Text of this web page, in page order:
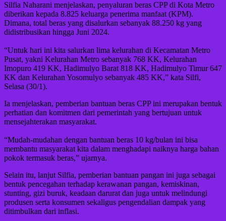
Silfia Naharani menjelaskan, penyaluran beras CPP di Kota Metro
diberikan kepada 8.825 keluarga penerima manfaat (KPM).
Dimana, total beras yang disalurkan sebanyak 88.250 kg yang
didistribusikan hingga Juni 2024.
“Untuk hari ini kita salurkan lima kelurahan di Kecamatan Metro
Pusat, yakni Kelurahan Metro sebanyak 768 KK, Kelurahan
Imopuro 419 KK, Hadimulyo Barat 818 KK, Hadimulyo Timur 647
KK dan Kelurahan Yosomulyo sebanyak 485 KK,” kata Silfi,
Selasa (30/1).
Ia menjelaskan, pemberian bantuan beras CPP ini merupakan bentuk
perhatian dan komitmen dari pemerintah yang bertujuan untuk
mensejahterakan masyarakat.
“Mudah-mudahan dengan bantuan beras 10 kg/bulan ini bisa
membantu masyarakat kita dalam menghadapi naiknya harga bahan
pokok termasuk beras,” ujarnya.
Selain itu, lanjut Silfia, pemberian bantuan pangan ini juga sebagai
bentuk pencegahan terhadap kerawanan pangan, kemiskinan,
stunting, gizi buruk, keadaan darurat dan juga untuk melindungi
produsen serta konsumen sekaligus pengendalian dampak yang
ditimbulkan dari inflasi.